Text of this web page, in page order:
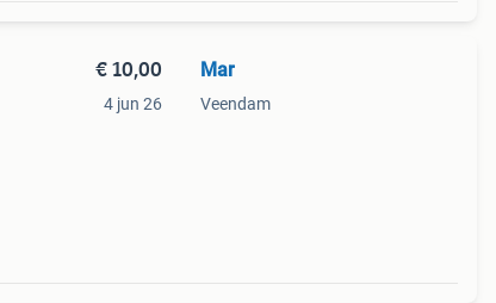
€ 10,00
4 jun 26
Mar
Veendam